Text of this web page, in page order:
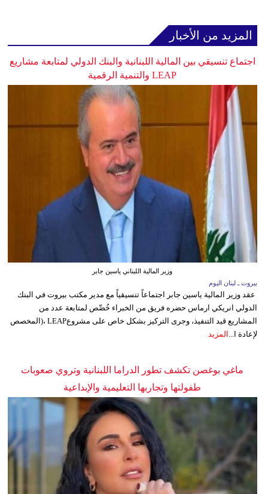
المزيد من الأخبار
اجتماع تنسيقي بين المالية اللبنانية والبنك الدولي لمتابعة مشاريع
LEAP والتنمية الرقمية
وزير المالية اللبناني ياسين جابر
بيروت ـ لبنان اليوم
عقد وزير المالية ياسين جابر اجتماعاً تنسيقياً مع مدير مكتب بيروت في البنك
الدولي انريكي ارماس حضره فريق من الخبراء خُصِّص لمتابعة عدد من
المشاريع قيد التنفيذ، وجرى التركيز بشكل خاص على مشروعLEAP ،(المخصص
لإعادة ا... المزيد
ماغي بوغصن تكشف تطور الدراما اللبنانية وتروي صعوبات
طفولتها وتجاربها التعليمية والإبداعية